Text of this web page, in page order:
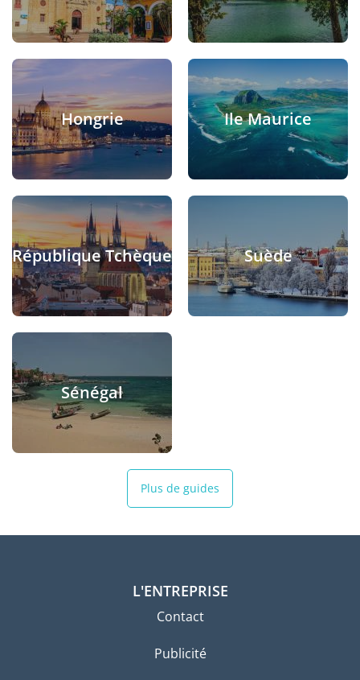
Hongrie Ile Maurice
République Tchèque Suède
Sénégal
Plus de guides
L'ENTREPRISE
Contact
Publicité